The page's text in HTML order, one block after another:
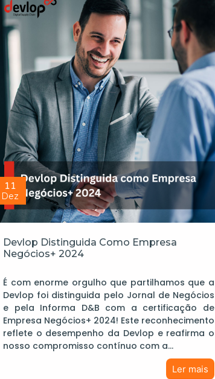
11
Dez
Devlop Distinguida Como Empresa
Negócios+ 2024
É com enorme orgulho que partilhamos que a
Devlop foi distinguida pelo Jornal de Negócios
e pela Informa D&B com a certificação de
Empresa Negócios+ 2024! Este reconhecimento
reflete o desempenho da Devlop e reafirma o
nosso compromisso contínuo com a…
Ler mais